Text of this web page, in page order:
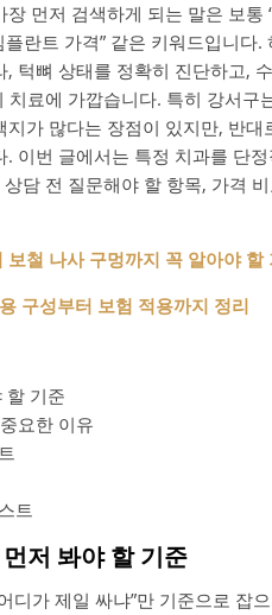
먼저 검색하게 되는 말은 보통
플란트 가격” 같은 키워드입니
턱뼈 상태를 정확히 진단하고,
료에 가깝습니다. 특히 강서구
가 많다는 장점이 있지만, 반
이번 글에서는 특정 치과를 단
담 전 질문해야 할 항목, 가격
철 나사 구멍까지 꼭 알아야 할
구성부터 보험 적용까지 정리
할 기준
요한 이유
트
저 봐야 할 기준
디가 제일 싸냐”만 기준으로 잡